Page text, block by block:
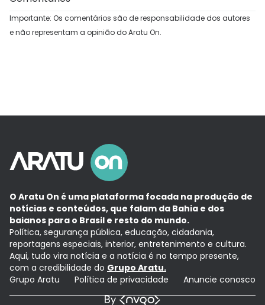
Importante: Os comentários são de responsabilidade dos autores
e não representam a opinião do Aratu On.
O Aratu On é uma plataforma focada na produção de
notícias e conteúdos, que falam da Bahia e dos
baianos para o Brasil e resto do mundo.
Política, segurança pública, educação, cidadania,
reportagens especiais, interior, entretenimento e cultura.
Aqui, tudo vira notícia e a notícia é no tempo presente,
com a credibilidade do Grupo Aratu.
Grupo Aratu
Política de privacidade Anuncie conosco